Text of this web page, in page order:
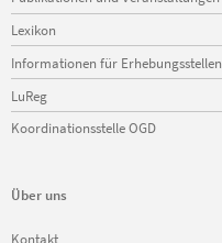
Lexikon
Informationen für Erhebungsstellen
LuReg
Koordinationsstelle OGD
Über uns
Kontakt